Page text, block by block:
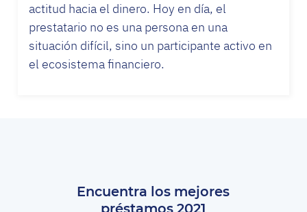
actitud hacia el dinero. Hoy en día, el
prestatario no es una persona en una
situación difícil, sino un participante activo en
el ecosistema financiero.
Encuentra los mejores